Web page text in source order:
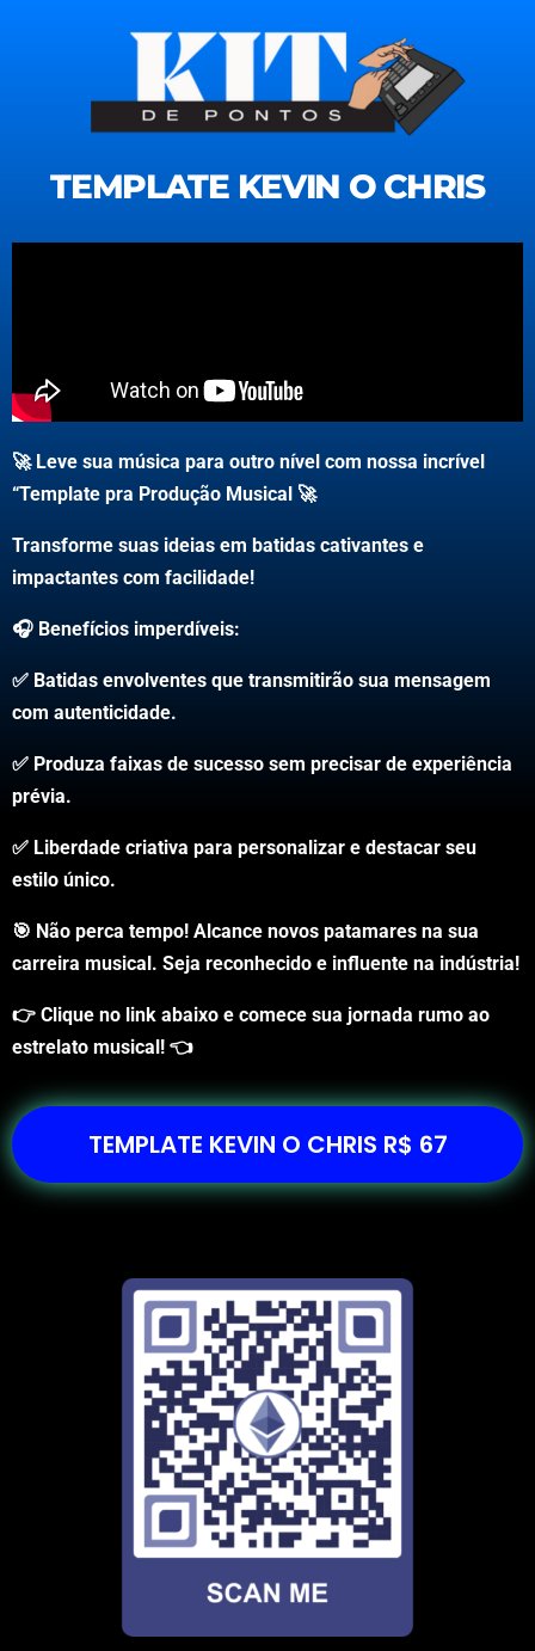
TEMPLATE KEVIN O CHRIS
🚀 Leve sua música para outro nível com nossa incrível
“Template pra Produção Musical 🚀
Transforme suas ideias em batidas cativantes e
impactantes com facilidade!
🎧 Benefícios imperdíveis:
✅ Batidas envolventes que transmitirão sua mensagem
com autenticidade.
✅ Produza faixas de sucesso sem precisar de experiência
prévia.
✅ Liberdade criativa para personalizar e destacar seu
estilo único.
🎯 Não perca tempo! Alcance novos patamares na sua
carreira musical. Seja reconhecido e influente na indústria!
👉 Clique no link abaixo e comece sua jornada rumo ao
estrelato musical! 👈
TEMPLATE KEVIN O CHRIS R$ 67